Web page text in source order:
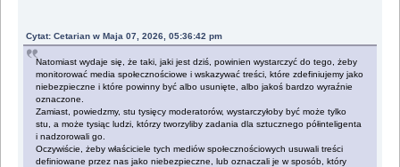
Cytat: Cetarian w Maja 07, 2026, 05:36:42 pm
Natomiast wydaje się, że taki, jaki jest dziś, powinien wystarczyć do tego, żeby
monitorować media społecznościowe i wskazywać treści, które zdefiniujemy jako
niebezpieczne i które powinny być albo usunięte, albo jakoś bardzo wyraźnie
oznaczone.
Zamiast, powiedzmy, stu tysięcy moderatorów, wystarczyłoby być może tylko
stu, a może tysiąc ludzi, którzy tworzyliby zadania dla sztucznego półinteligenta
i nadzorowali go.
Oczywiście, żeby właściciele tych mediów społecznościowych usuwali treści
definiowane przez nas jako niebezpieczne, lub oznaczali je w sposób, który